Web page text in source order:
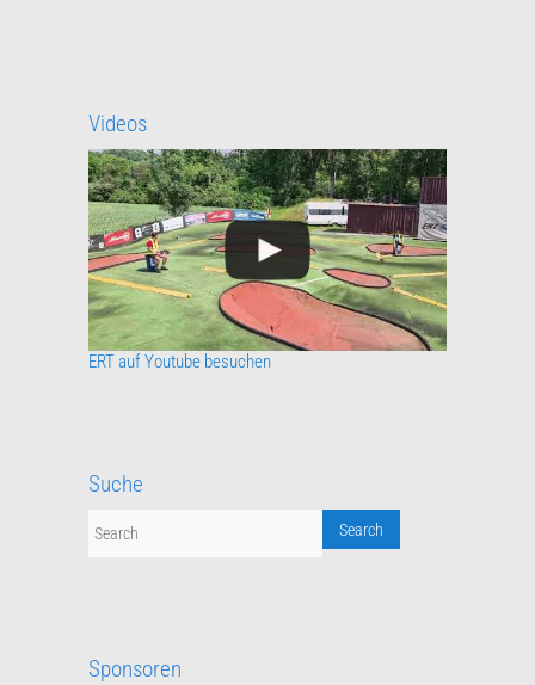
Videos
ERT auf Youtube besuchen
Suche
Sponsoren